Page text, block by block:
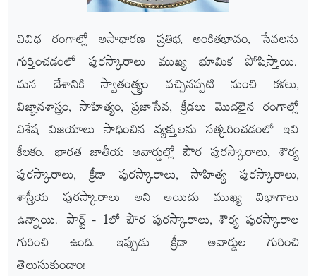
వివిధ రంగాల్లో అసాధారణ ప్రతిభ, అంకితభావం, సేవలను
గుర్తించడంలో పురస్కారాలు ముఖ్య భూమిక పోషిస్తాయి.
మన దేశానికి స్వాతంత్య్రం వచ్చినప్పటి నుంచి కళలు,
విజ్ఞానశాస్త్రం, సాహిత్యం, ప్రజాసేవ, క్రీడలు మొదలైన రంగాల్లో
విశేష విజయాలు సాధించిన వ్యక్తులను సత్కరించడంలో ఇవి
కీలకం. భారత జాతీయ అవార్డుల్లో పౌర పురస్కారాలు, శౌర్య
పురస్కారాలు, క్రీడా పురస్కారాలు, సాహిత్య పురస్కారాలు,
శాస్త్రీయ పురస్కారాలు అని అయిదు ముఖ్య విభాగాలు
ఉన్నాయి. పార్ట్‌ - 1లో పౌర పురస్కారాలు, శౌర్య పురస్కారాల
గురించి ఉంది. ఇప్పుడు క్రీడా అవార్డుల గురించి
తెలుసుకుందాం!